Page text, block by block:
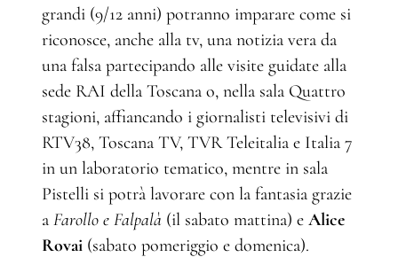
grandi (9/12 anni) potranno imparare come si
riconosce, anche alla tv, una notizia vera da
una falsa partecipando alle visite guidate alla
sede RAI della Toscana o, nella sala Quattro
stagioni, affiancando i giornalisti televisivi di
RTV38, Toscana TV, TVR Teleitalia e Italia 7
in un laboratorio tematico, mentre in sala
Pistelli si potrà lavorare con la fantasia grazie
a Farollo e Falpalà (il sabato mattina) e Alice
Rovai (sabato pomeriggio e domenica).